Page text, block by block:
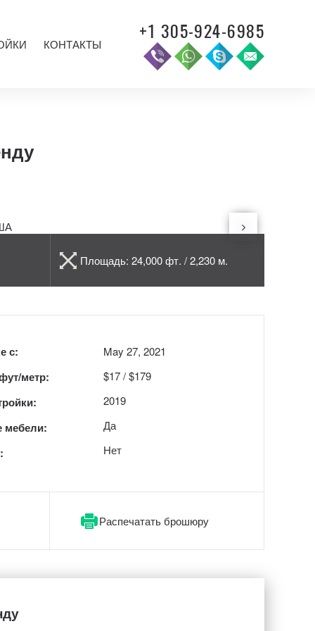
КОНТАКТЫ
+1 305-924-6985
Площадь: 24,000 фт. / 2,230 м.
с:
метр:
мебели:
May 27, 2021
$17 / $179
2019
Да
Нет
Распечатать брошюру